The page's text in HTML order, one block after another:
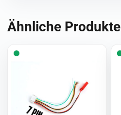
Ähnliche Produkte